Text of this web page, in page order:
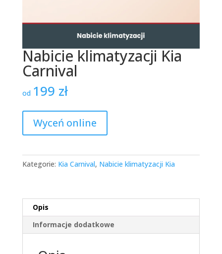
Nabicie klimatyzacji Kia
Carnival
od 199 zł
Wyceń online
Kategorie: Kia Carnival, Nabicie klimatyzacji Kia
Opis
Informacje dodatkowe